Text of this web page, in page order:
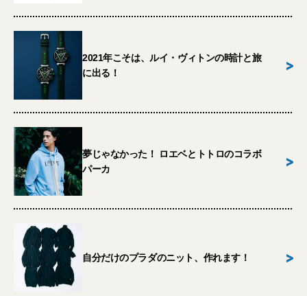
2021年こそは、ルイ・ヴィトンの時計と旅
に出る！
>
夢じゃなかった！ ロエベとトトロのコラボ
パーカ
>
自分だけのプラダのニット、作れます！ >